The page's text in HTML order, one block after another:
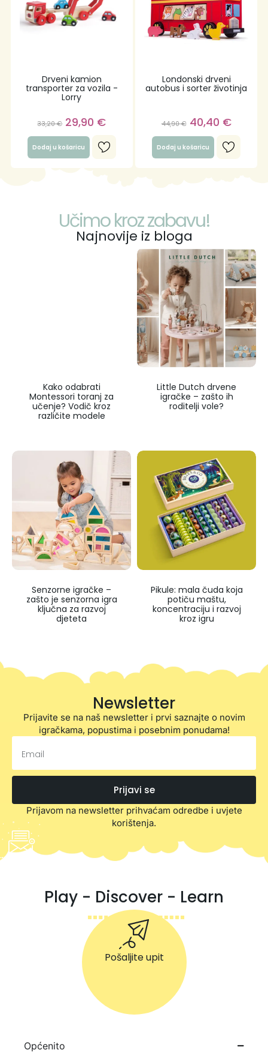
Drveni kamion
transporter za vozila -
Lorry
33,20€ 29,90 €
Dodaj u košaricu
Londonski drveni
autobus i sorter životinja
44,90€ 40,40 €
Dodaj u košaricu
Učimo kroz zabavu!
Najnovije iz bloga
Kako odabrati
Montessori toranj za
učenje? Vodič kroz
različite modele
Little Dutch drvene
igračke – zašto ih
roditelji vole?
Senzorne igračke –
zašto je senzorna igra
ključna za razvoj
djeteta
Pikule: mala čuda koja
potiču maštu,
koncentraciju i razvoj
kroz igru
Newsletter
Prijavite se na naš newsletter i prvi saznajte o novim
igračkama, popustima i posebnim ponudama!
Prijavi se
Prijavom na newsletter prihvaćam odredbe i uvjete
korištenja.
Play - Discover - Learn
Pošaljite upit
Općenito